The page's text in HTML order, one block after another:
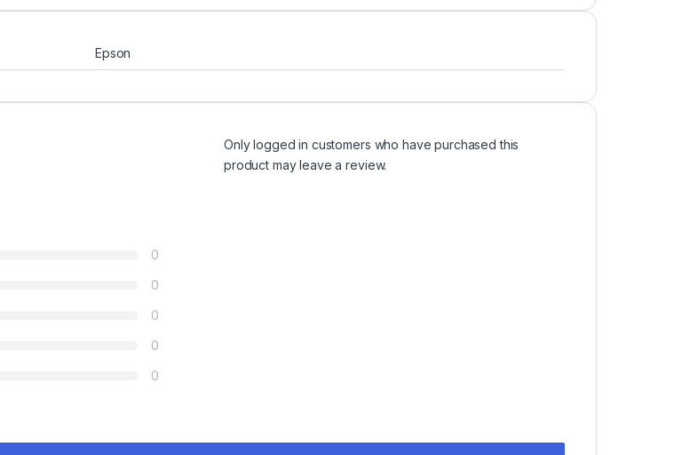
Epson
0
0
0
0
0
Only logged in customers who have purchased this
product may leave a review.